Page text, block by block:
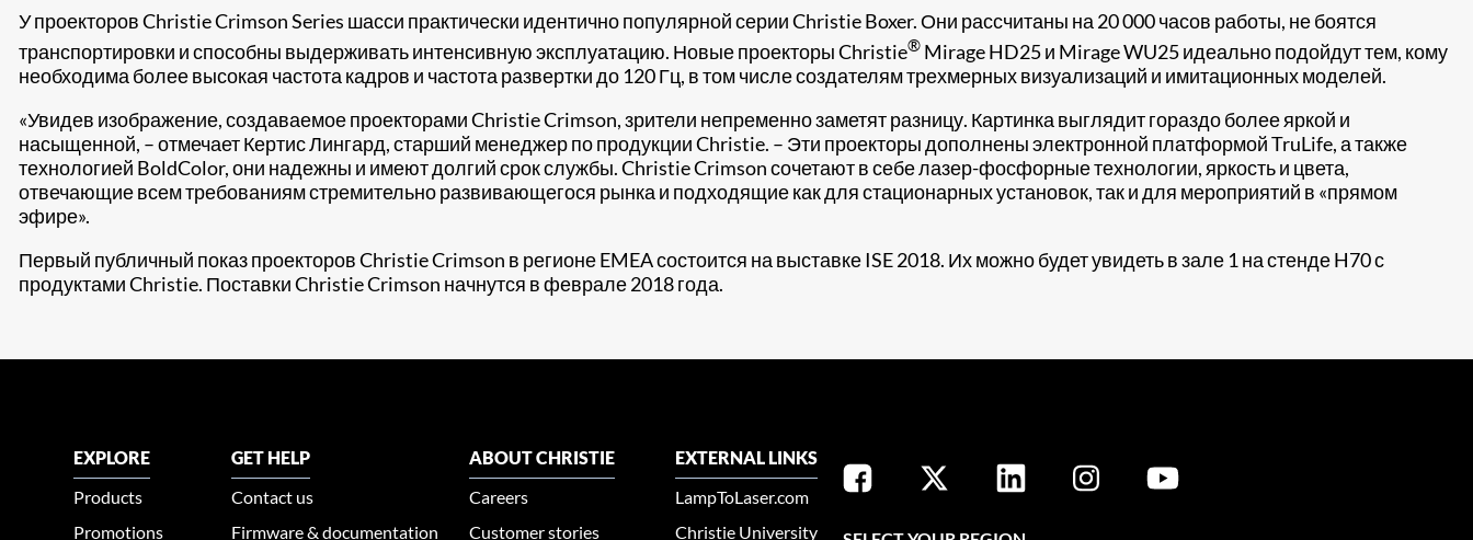
У проекторов Christie Crimson Series шасси практически идентично популярной серии Christie Boxer. Они рассчитаны на 20 000 часов работы, не боятся
транспортировки и способны выдерживать интенсивную эксплуатацию. Новые проекторы Christie® Mirage HD25 и Mirage WU25 идеально подойдут тем, кому
необходима более высокая частота кадров и частота развертки до 120 Гц, в том числе создателям трехмерных визуализаций и имитационных моделей.
«Увидев изображение, создаваемое проекторами Christie Crimson, зрители непременно заметят разницу. Картинка выглядит гораздо более яркой и
насыщенной, – отмечает Кертис Лингард, старший менеджер по продукции Christie. – Эти проекторы дополнены электронной платформой TruLife, а также
технологией BoldColor, они надежны и имеют долгий срок службы. Christie Crimson сочетают в себе лазер-фосфорные технологии, яркость и цвета,
отвечающие всем требованиям стремительно развивающегося рынка и подходящие как для стационарных установок, так и для мероприятий в «прямом
эфире».
Первый публичный показ проекторов Christie Crimson в регионе EMEA состоится на выставке ISE 2018. Их можно будет увидеть в зале 1 на стенде H70 с
продуктами Christie. Поставки Christie Crimson начнутся в феврале 2018 года.
EXPLORE
Products
Promotions
GET HELP
Contact us
Firmware & documentation
ABOUT CHRISTIE
Careers
Customer stories
EXTERNAL LINKS
LampToLaser.com
Christie University